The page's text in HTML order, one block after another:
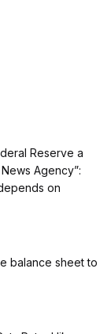
Reserve a
Agency”:
on
balance sheet to